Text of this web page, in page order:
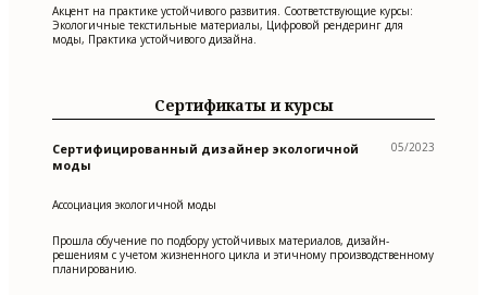
Акцент на практике устойчивого развития. Соответствующие курсы:
Экологичные текстильные материалы, Цифровой рендеринг для
моды, Практика устойчивого дизайна.
Сертификаты и курсы
Сертифицированный дизайнер экологичной
моды
05/2023
Ассоциация экологичной моды
Прошла обучение по подбору устойчивых материалов, дизайн-
решениям с учетом жизненного цикла и этичному производственному
планированию.